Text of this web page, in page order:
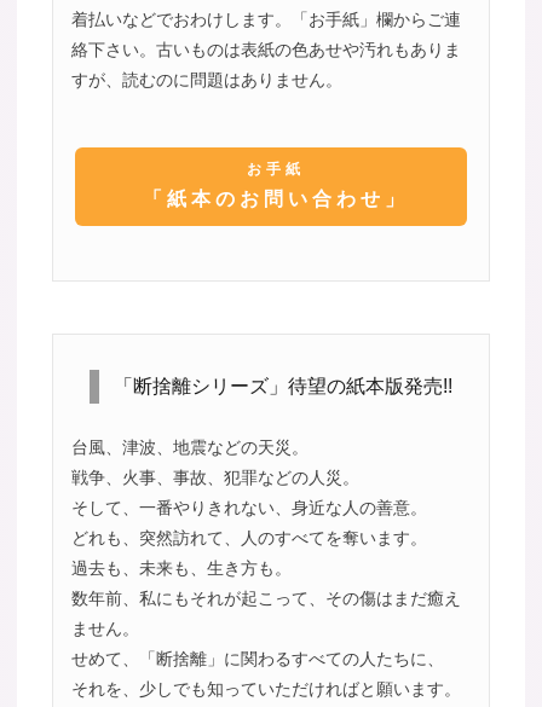
着払いなどでおわけします。「お手紙」欄からご連
絡下さい。古いものは表紙の色あせや汚れもありま
すが、読むのに問題はありません。
お手紙
「紙本のお問い合わせ」
「断捨離シリーズ」待望の紙本版発売!!
台風、津波、地震などの天災。
戦争、火事、事故、犯罪などの人災。
そして、一番やりきれない、身近な人の善意。
どれも、突然訪れて、人のすべてを奪います。
過去も、未来も、生き方も。
数年前、私にもそれが起こって、その傷はまだ癒え
ません。
せめて、「断捨離」に関わるすべての人たちに、
それを、少しでも知っていただければと願います。